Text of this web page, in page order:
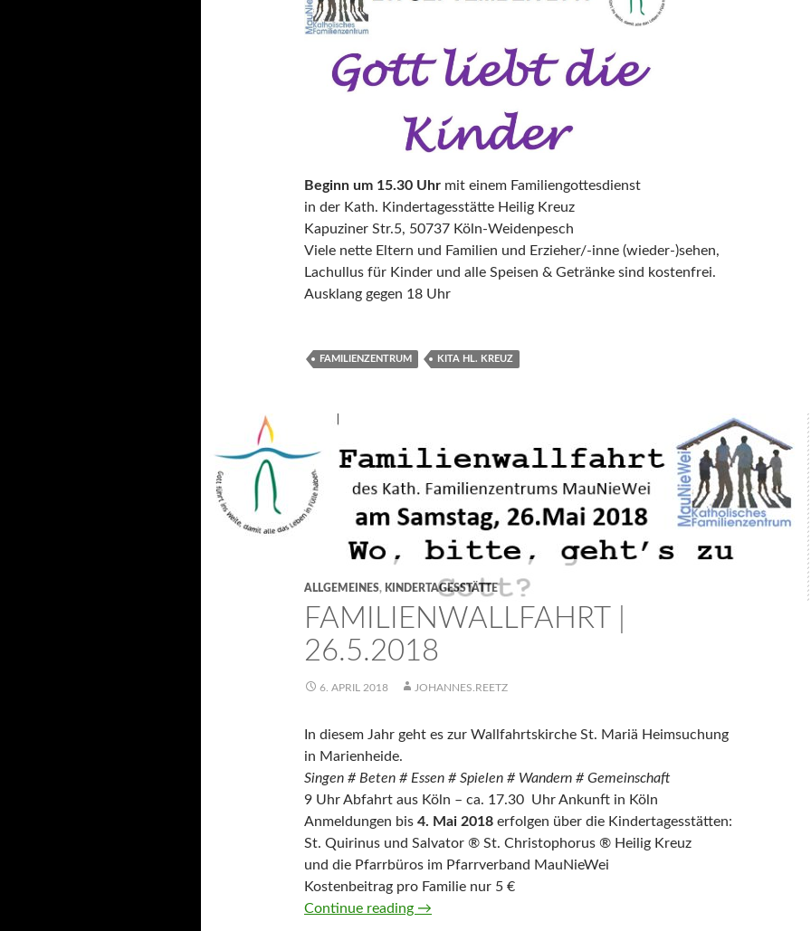
Beginn um 15.30 Uhr mit einem Familiengottesdienst
in der Kath. Kindertagesstätte Heilig Kreuz
Kapuziner Str.5, 50737 Köln-Weidenpesch
Viele nette Eltern und Familien und Erzieher/-inne (wieder-)sehen,
Lachullus für Kinder und alle Speisen & Getränke sind kostenfrei.
Ausklang gegen 18 Uhr
FAMILIENZENTRUM KITA HL. KREUZ
ALLGEMEINES, KINDERTAGESSTÄTTE
FAMILIENWALLFAHRT |
26.5.2018
6. APRIL 2018 JOHANNES.REETZ
In diesem Jahr geht es zur Wallfahrtskirche St. Mariä Heimsuchung
in Marienheide.
Singen # Beten # Essen # Spielen # Wandern # Gemeinschaft
9 Uhr Abfahrt aus Köln – ca. 17.30 Uhr Ankunft in Köln
Anmeldungen bis 4. Mai 2018 erfolgen über die Kindertagesstätten:
St. Quirinus und Salvator ® St. Christophorus ® Heilig Kreuz
und die Pfarrbüros im Pfarrverband MauNieWei
Kostenbeitrag pro Familie nur 5 €
Continue reading Familienwallfahrt | 26.5.2018
→